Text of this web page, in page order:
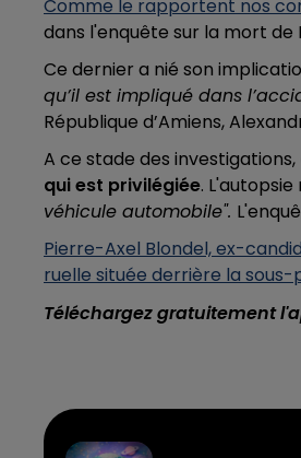
LA
Comme le rapportent nos
dans l'enquête sur la mort
Ce dernier a nié son
qu’il est impliqué dans
République d’Amiens,
A ce stade des investigations,
qui est privilégiée. L'autopsie
véhicule automobile".
Pierre-Axel Blondel,ex-
ruelle située derrière la
Téléchargez gratuitement